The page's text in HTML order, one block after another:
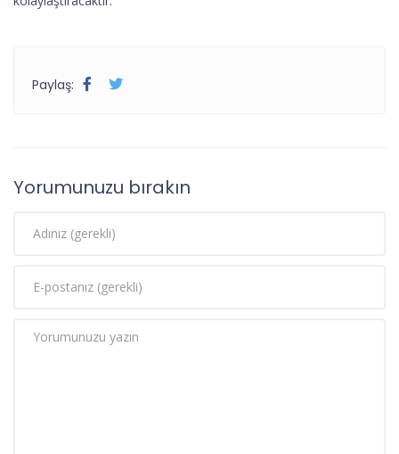
Paylaş:
Yorumunuzu bırakın